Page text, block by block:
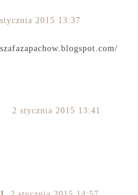
2015 13:37
2 stycznia 2015 13:41